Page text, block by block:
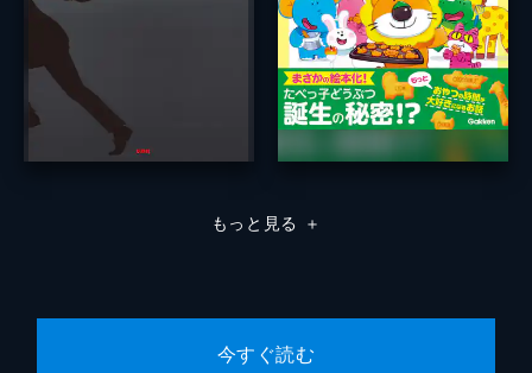
もっと見る ＋
今すぐ読む